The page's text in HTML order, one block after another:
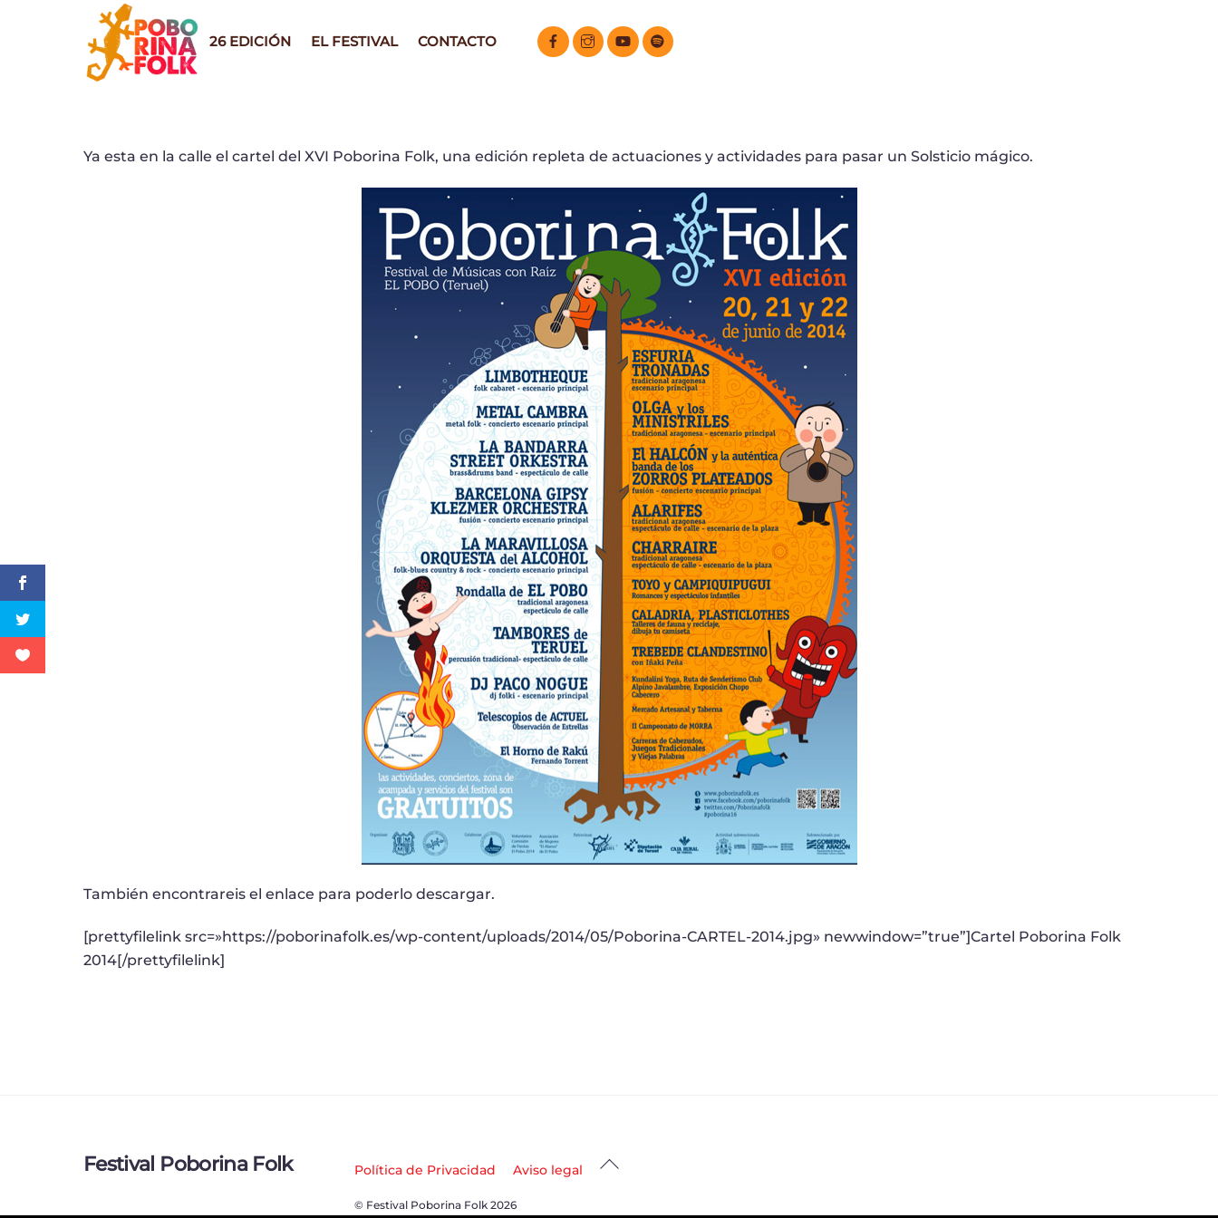
26 EDICIÓN EL FESTIVAL CONTACTO
Ya esta en la calle el cartel del XVI Poborina Folk, una edición repleta de actuaciones y actividades para pasar un Solsticio mágico.
También encontrareis el enlace para poderlo descargar.
[prettyfilelink src=»https://poborinafolk.es/wp-content/uploads/2014/05/Poborina-CARTEL-2014.jpg» newwindow=”true”]Cartel Poborina Folk
2014[/prettyfilelink]
Back
Festival Poborina Folk Política de Privacidad Aviso legal
© Festival Poborina Folk 2026